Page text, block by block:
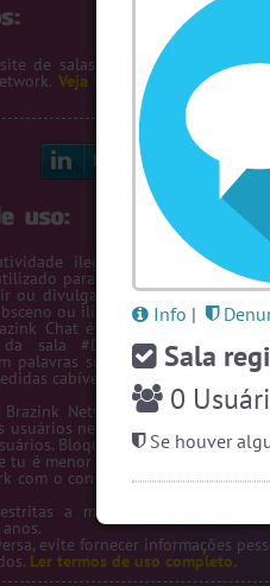
de salas de bate-papo de
. Veja nossos servidores
Linkedin
ilegal na Rede Brazink.
para passar número de
ou divulgar conteúdos ou
ou ilícito.
Chat é um site de salas de
sala #Denuncias têm acesso
palavras suspeitas para
cabíveis de acordo com os
Network não se
nem pelas salas de bate-
Bloqueie um usuário
tu é menor de idade, só utilize as
com o consentimento de seus
a maiores de 18 anos,
evite fornecer informações
Ler termos de uso completo.
Info |
Sala
0
Se houver